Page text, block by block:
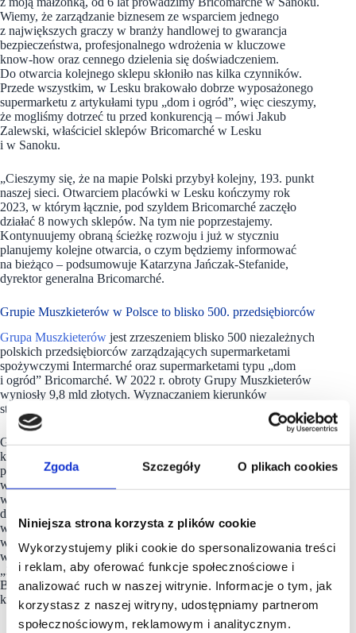
Zgoda Szczegóły O plikach cookies
Niniejsza strona korzysta z plików cookie
Wykorzystujemy pliki cookie do spersonalizowania treści
i reklam, aby oferować funkcje społecznościowe i
analizować ruch w naszej witrynie. Informacje o tym, jak
korzystasz z naszej witryny, udostępniamy partnerom
społecznościowym, reklamowym i analitycznym.
Wiemy, że zarządzanie biznesem ze wsparciem jednego
z największych graczy w branży handlowej to gwarancja
bezpieczeństwa, profesjonalnego wdrożenia w kluczowe
know-how oraz cennego dzielenia się doświadczeniem.
Do otwarcia kolejnego sklepu skłoniło nas kilka czynników.
Przede wszystkim, w Lesku brakowało dobrze wyposażonego
supermarketu z artykułami typu „dom i ogród”, więc cieszymy,
że mogliśmy dotrzeć tu przed konkurencją – mówi Jakub
Zalewski, właściciel sklepów Bricomarché w Lesku
i w Sanoku.
„Cieszymy się, że na mapie Polski przybył kolejny, 193. punkt
naszej sieci. Otwarciem placówki w Lesku kończymy rok
2023, w którym łącznie, pod szyldem Bricomarché zaczęło
działać 8 nowych sklepów. Na tym nie poprzestajemy.
Kontynuujemy obraną ścieżkę rozwoju i już w styczniu
planujemy kolejne otwarcia, o czym będziemy informować
na bieżąco – podsumowuje Katarzyna Jańczak-Stefanide,
dyrektor generalna Bricomarché.
Grupie Muszkieterów w Polsce to blisko 500. przedsiębiorców
Grupa Muszkieterów jest zrzeszeniem blisko 500 niezależnych
polskich przedsiębiorców zarządzających supermarketami
spożywczymi Intermarché oraz supermarketami typu „dom
i ogród” Bricomarché. W 2022 r. obroty Grupy Muszkieterów
wyniosły 9,8 mld złotych. Wyznaczaniem kierunków
strategicznych obu sieci zajmuje się spółka ITM Polska.
Grupa Muszkieterów jest regularnie nagradzana w licznych
konkursach i rankingach, m.in. w rankingu najlepszych
polskich pracodawców tygodnika „Wprost” (28. miejsce
w 2023 r.), na Liście 2000 dziennika „Rzeczpospolita”, czyli
w zestawieniu największych firm w Polsce (47. pozycja wg.
danych za 2021 r.), w rankingu „1000 największych firm
w Polsce” „Gazety Finansowej” (47. miejsce w 2020 r.),
w zestawieniu Najwięksi money.pl (48. pozycja w 2021 r.),
w ramach nagród TOP Franczyzobiorca 2022 czy w rankingu
„30 najpopularniejszych franczyz” magazynu „Franczyza &
Biznes” (16. miejsce w 2021 r.). Muszkieterowie są obecni w 4
krajach Europy: Polsce, Francji, Belgii i Portugalii.